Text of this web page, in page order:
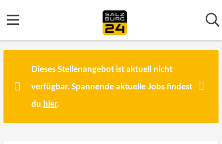
Dieses Stellenangebot ist aktuell nicht
verfügbar. Spannende aktuelle Jobs findest
du hier.